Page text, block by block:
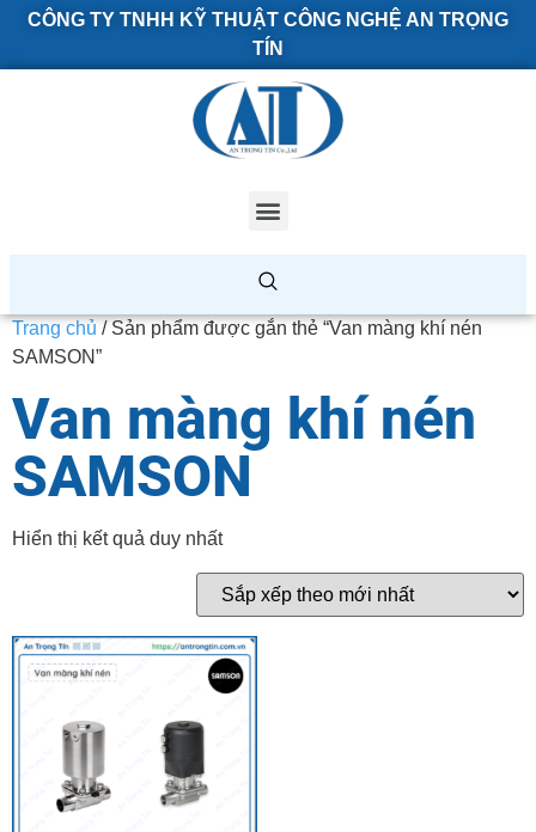
CÔNG TY TNHH KỸ THUẬT CÔNG NGHỆ AN TRỌNG
TÍN
Trang chủ / Sản phẩm được gắn thẻ “Van màng khí nén
SAMSON”
Van màng khí nén
SAMSON
Hiển thị kết quả duy nhất